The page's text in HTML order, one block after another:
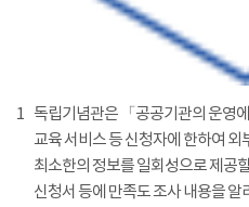
1 독립기념관은 「공공기관의 운영
교육 서비스 등 신청자에 한하여
최소한의 정보를 일회성으로 제공
신청서 등에 만족도 조사 내용을